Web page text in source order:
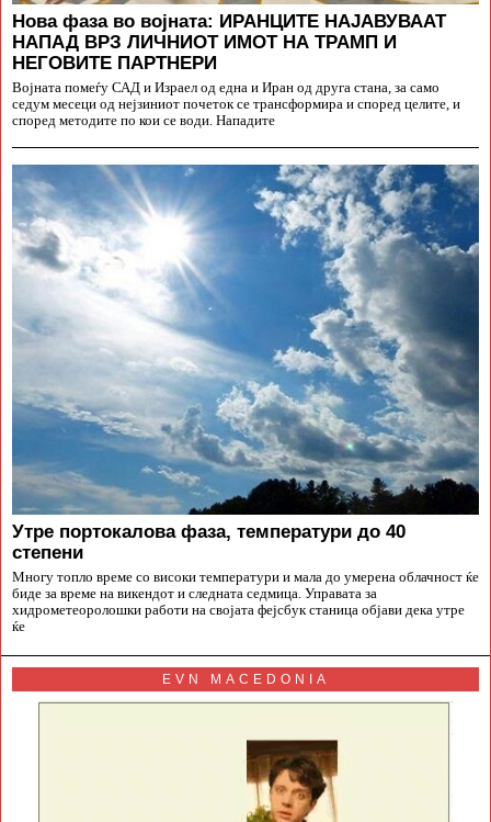
Нова фаза во војната: ИРАНЦИТЕ НАЈАВУВААТ
НАПАД ВРЗ ЛИЧНИОТ ИМОТ НА ТРАМП И
НЕГОВИТЕ ПАРТНЕРИ
Војната помеѓу САД и Израел од една и Иран од друга стана, за само
седум месеци од нејзиниот почеток се трансформира и според целите, и
според методите по кои се води. Нападите
Утре портокалова фаза, температури до 40
степени
Многу топло време со високи температури и мала до умерена облачност ќе
биде за време на викендот и следната седмица. Управата за
хидрометеоролошки работи на својата фејсбук станица објави дека утре
ќе
EVN MACEDONIA